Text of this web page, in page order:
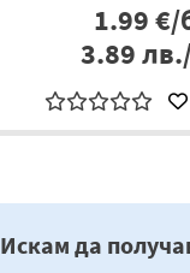
1.28€/
2.50
Искам да